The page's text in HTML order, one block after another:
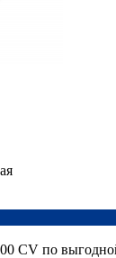
СV по